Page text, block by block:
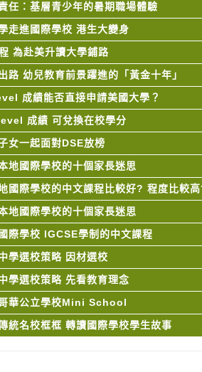
任：基層青少年的暑期職場體驗
走進國際學校 港生大變身
為赴美升讀大學鋪路
路 幼兒教育前景躍進的「黃金十年」
成績能否直接申請美國大學？
成績 可兌換在校學分
女一起面對DSE放榜
地國際學校的十個家長迷思
國際學校的中文課程比較好? 程度比較
地國際學校的十個家長迷思
際學校 IGCSE學制的中文課程
學選校策略 因材選校
學選校策略 先看教育理念
華公立學校Mini School
統名校框框 轉讀國際學校學生故事